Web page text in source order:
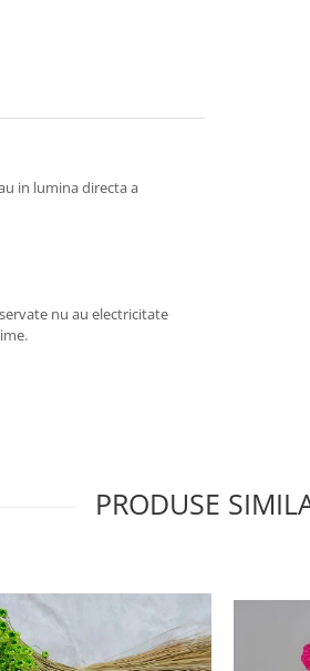
in lumina directa a
nu au electricitate
PRODUSE